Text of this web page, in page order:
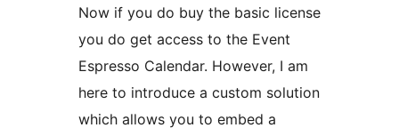
Now if you do buy the basic license
you do get access to the Event
Espresso Calendar. However, I am
here to introduce a custom solution
which allows you to embed a